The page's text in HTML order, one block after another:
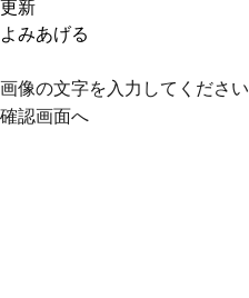
更新
よみあげる
画像の文字を入力してください